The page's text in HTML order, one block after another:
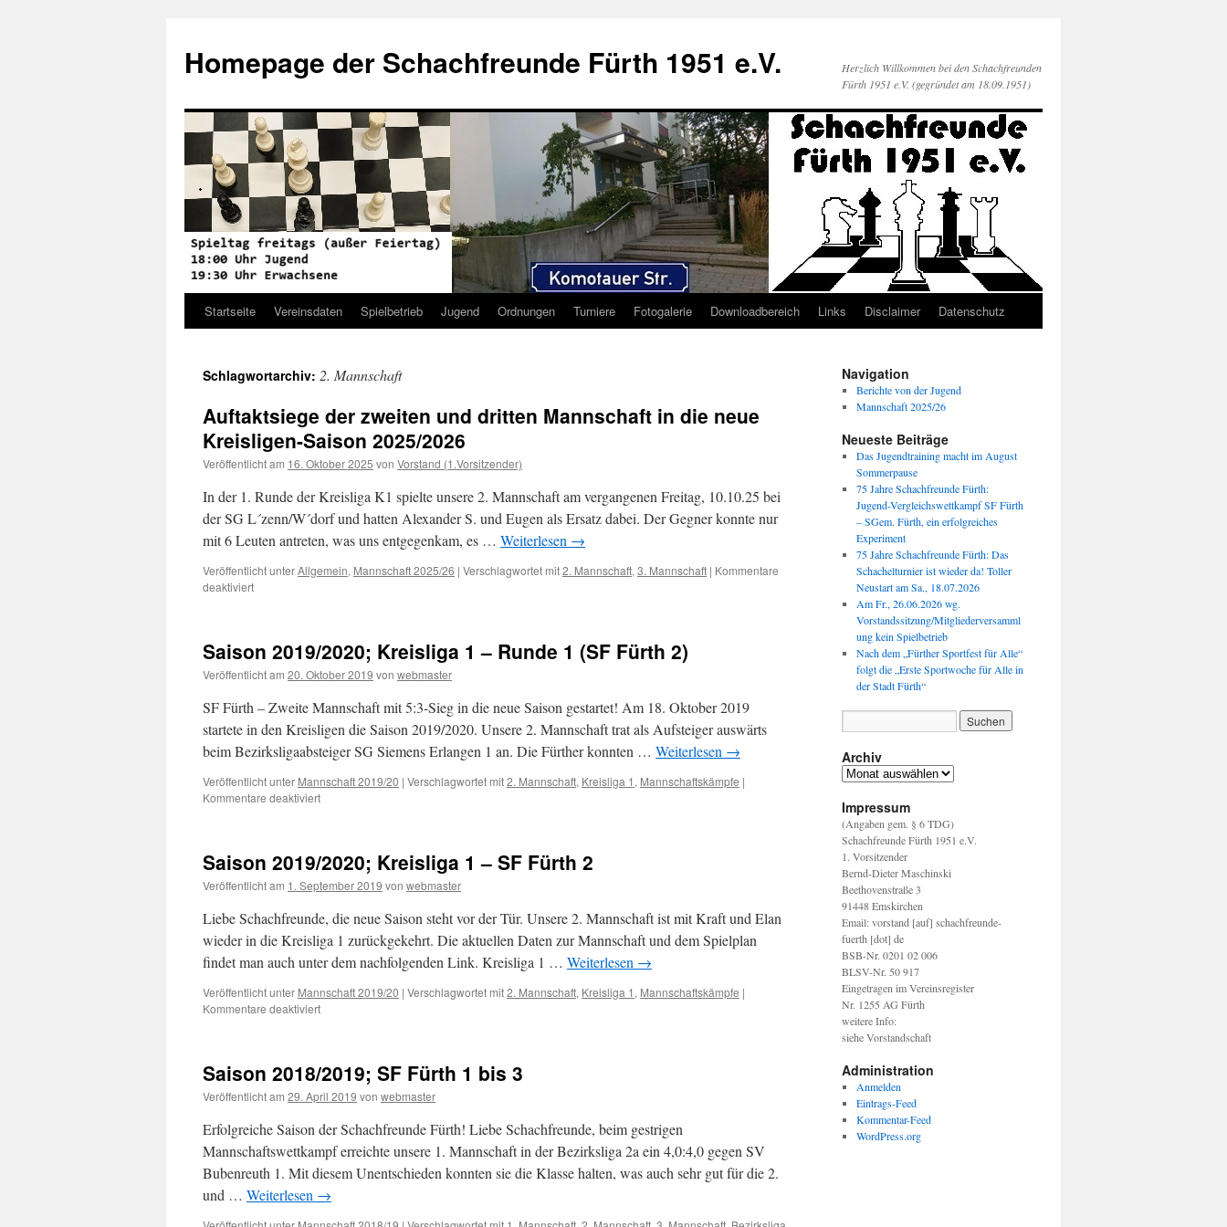
springen
Homepage der Schachfreunde Fürth 1951 e.V.
Herzlich Willkommen bei den Schachfreunden
Fürth 1951 e.V. (gegründet am 18.09.1951)
Startseite Vereinsdaten Spielbetrieb Jugend Ordnungen Turniere Fotogalerie Downloadbereich Links Disclaimer Datenschutz
Schlagwortarchiv: 2. Mannschaft
Auftaktsiege der zweiten und dritten Mannschaft in die neue
Kreisligen-Saison 2025/2026
Veröffentlicht am 16. Oktober 2025 von Vorstand (1.Vorsitzender)
In der 1. Runde der Kreisliga K1 spielte unsere 2. Mannschaft am vergangenen Freitag, 10.10.25 bei
der SG L´zenn/W´dorf und hatten Alexander S. und Eugen als Ersatz dabei. Der Gegner konnte nur
mit 6 Leuten antreten, was uns entgegenkam, es … Weiterlesen →
Veröffentlicht unterAllgemein, Mannschaft 2025/26 | Verschlagwortet mit2. Mannschaft, 3. Mannschaft | Kommentare
deaktiviertfür
und
dritten
Mannschaft
die
neue
Kreisligen-
2025/2026
Saison 2019/2020; Kreisliga 1 – Runde 1 (SF Fürth 2)
Veröffentlicht am 20. Oktober 2019 von webmaster
SF Fürth – Zweite Mannschaft mit 5:3-Sieg in die neue Saison gestartet! Am 18. Oktober 2019
startete in den Kreisligen die Saison 2019/2020. Unsere 2. Mannschaft trat als Aufsteiger auswärts
beim Bezirksligaabsteiger SG Siemens Erlangen 1 an. Die Fürther konnten … Weiterlesen →
Veröffentlicht unter Mannschaft 2019/20 | Verschlagwortet mit2. Mannschaft, Kreisliga 1 , Mannschaftskämpfe |
Kommentare deaktiviertfür
1
–
Runde
(SF
Fürth
2)
Saison 2019/2020; Kreisliga 1 – SF Fürth 2
Veröffentlicht am 1. September 2019 von webmaster
Liebe Schachfreunde, die neue Saison steht vor der Tür. Unsere 2. Mannschaft ist mit Kraft und Elan
wieder in die Kreisliga 1 zurückgekehrt. Die aktuellen Daten zur Mannschaft und dem Spielplan
findet man auch unter dem nachfolgenden Link. Kreisliga 1 … Weiterlesen →
Veröffentlicht unter Mannschaft 2019/20 | Verschlagwortet mit2. Mannschaft, Kreisliga 1 , Mannschaftskämpfe |
Kommentare deaktiviertfür
1
–
SF
Fürth
2
Saison 2018/2019; SF Fürth 1 bis 3
Veröffentlicht am 29. April 2019 von webmaster
Erfolgreiche Saison der Schachfreunde Fürth! Liebe Schachfreunde, beim gestrigen
Mannschaftswettkampf erreichte unsere 1. Mannschaft in der Bezirksliga 2a ein 4,0:4,0 gegen SV
Bubenreuth 1. Mit diesem Unentschieden konnten sie die Klasse halten, was auch sehr gut für die 2.
und … Weiterlesen →
Navigation
Berichte von der Jugend
Mannschaft 2025/26
Neueste Beiträge
Das Jugendtraining macht im August
Sommerpause
75 Jahre Schachfreunde Fürth:
Jugend-Vergleichswettkampf SF Fürth
– SGem. Fürth, ein erfolgreiches
Experiment
75 Jahre Schachfreunde Fürth: Das
Schachelturnier ist wieder da! Toller
Neustart am Sa., 18.07.2026
Am Fr., 26.06.2026 wg.
Vorstandssitzung/Mitgliederversamml
ung kein Spielbetrieb
Nach dem „Fürther Sportfest für Alle“
folgt die „Erste Sportwoche für Alle in
der Stadt Fürth“
Archiv
Archiv
Impressum
(Angaben gem. § 6 TDG)
Schachfreunde Fürth 1951 e.V.
1. Vorsitzender
Bernd-Dieter Maschinski
Beethovenstraße 3
91448 Emskirchen
Email: vorstand [auf] schachfreunde-
fuerth [dot] de
BSB-Nr. 0201 02 006
BLSV-Nr. 50 917
Eingetragen im Vereinsregister
Nr. 1255 AG Fürth
weitere Info:
siehe Vorstandschaft
Administration
Anmelden
Eintrags-Feed
Kommentar-Feed
WordPress.org